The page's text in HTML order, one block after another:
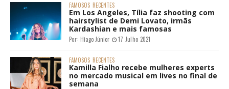
FAMOSOS RECENTES
Em Los Angeles, Tília faz shooting com
hairstylist de Demi Lovato, irmãs
Kardashian e mais famosas
Por: Hiago Júnior 17 Julho 2021
FAMOSOS RECENTES
Kamilla Fialho recebe mulheres experts
no mercado musical em lives no final de
semana